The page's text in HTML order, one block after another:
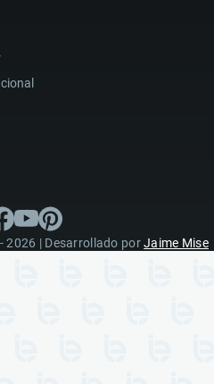
2026 | Desarrollado porJaime Mise